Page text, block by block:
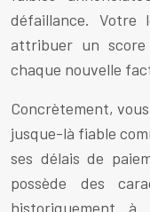
défaillance. Votre
attribuer un
chaque nouvelle
Concrètement,
jusque-là fiable
ses délais de
possède des
historiquement à